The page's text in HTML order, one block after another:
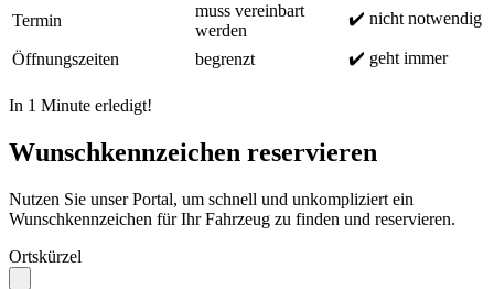
Termin
muss vereinbart
werden
✔️ nicht notwendig
Öffnungszeiten begrenzt ✔️ geht immer
In 1 Minute erledigt!
Wunschkennzeichen reservieren
Nutzen Sie unser Portal, um schnell und unkompliziert ein
Wunschkennzeichen für Ihr Fahrzeug zu finden und reservieren.
Ortskürzel